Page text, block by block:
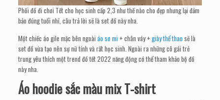
Phối đồ đi chơi Tết cho học sinh cấp 2,3 như thế nào cho đẹp nhưng lại đảm
bảo đúng tuổi nhỉ, câu trả lời sẽ là set đồ này nha.
Một chiếc áo gile mặc bên ngoàiáo sơ mi + chân váy +giày thể thao sẽ là
set đồ vừa tạo nên sự nữ tính và rất học sinh. Ngoài ra những cô gái trẻ
trung yêu thích một trend đồ tết 2022 năng động có thể tham khảo bộ đồ
này nha.
Áo hoodie sắc màu mix T-shirt